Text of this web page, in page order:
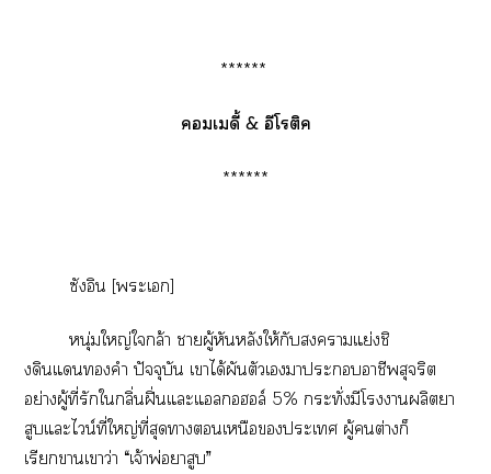
******
เดี้ & อีโติค
******
ซังอิน [ะเ]
หนุ่มใหญ่ใกล้า าผู้หันหลังให้กับาแย่งชิ
งดินแคำ ปัจจุบัน เาได้ผันตัวเาะาชีพสุจริต
อย่างผู้ที่รักใกลิ่นฝิ่นแะแอลกอฮอล์ 5% กระทั่งมีโาผลิตา
สูบแะไวน์ที่ใหญ่ที่สุดาเหนือะเ ผู้ต่างก็
เรียกาเาว่า “เจ้าพ่อาสูบ”